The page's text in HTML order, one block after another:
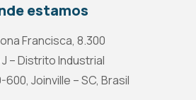
estamos
Francisca, 8.300
– Distrito Industrial
600, Joinville – SC, Brasil